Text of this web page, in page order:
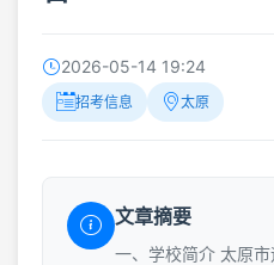
2026-05-14 19:24
招考信息 太原
文章摘要
一、学校简介 太原